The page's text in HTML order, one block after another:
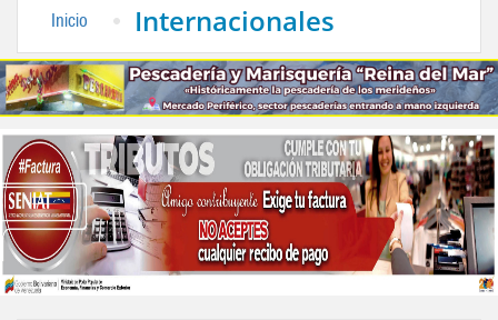
Inicio Internacionales